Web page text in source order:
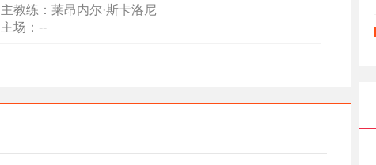
主教练：莱昂内尔·斯卡洛尼
主场：--